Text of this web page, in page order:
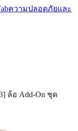
ความปลอดภัยและ
ล้อ Add-On ชุด